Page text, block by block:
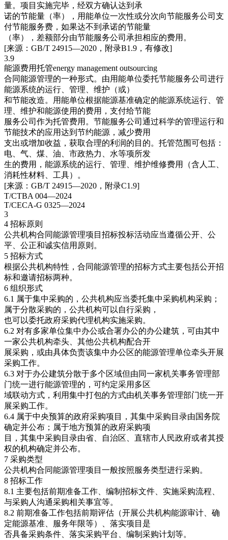
量。项目实施完毕，经双方确认达到承
诺的节能量（率），用能单位一次性或分次向节能服务公司支
付节能服务费，如果达不到承诺的节能量
（率），差额部分由节能服务公司承担相应的费用。
[来源：GB/T 24915—2020，附录B1.9，有修改]
3.9
能源费用托管energy management outsourcing
合同能源管理的一种形式。由用能单位委托节能服务公司进行
能源系统的运行、管理、维护（或）
和节能改造。用能单位根据能源基准确定的能源系统运行、管
理、维护和能源使用的费用，支付给节能
服务公司作为托管费用。节能服务公司通过科学的管理运行和
节能技术的应用达到节约能源，减少费用
支出或增加收益，获取合理的利润的目的。托管范围可包括：
电、气、煤、油、市政热力、水等项所发
生的费用，能源系统的运行、管理、维护维修费用（含人工、
消耗性材料、工具）。
[来源：GB/T 24915—2020，附录C1.9]
T/CTBA 004—2024
T/CECA-G 0325—2024
3
4 招标原则
公共机构合同能源管理项目招标投标活动应当遵循公开、公
平、公正和诚实信用原则。
5 招标方式
根据公共机构特性，合同能源管理的招标方式主要包括公开招
标和邀请招标两种。
6 组织形式
6.1 属于集中采购的，公共机构应当委托集中采购机构采购；
属于分散采购的，公共机构可以自行采购，
也可以委托政府采购代理机构实施采购。
6.2 对有多家单位集中办公或合署办公的办公建筑，可由其中
一家公共机构牵头、其他公共机构配合开
展采购，或由具体负责该集中办公区的能源管理单位牵头开展
采购工作。
6.3 对于办公建筑分散于多个区域但由同一家机关事务管理部
门统一进行能源管理的，可约定采用多区
域联动方式，利用集中打包的方式由机关事务管理部门统一开
展采购工作。
6.4 属于中央预算的政府采购项目，其集中采购目录由国务院
确定并公布；属于地方预算的政府采购项
目，其集中采购目录由省、自治区、直辖市人民政府或者其授
权的机构确定并公布。
7 采购类型
公共机构合同能源管理项目一般按照服务类型进行采购。
8 招标工作
8.1 主要包括前期准备工作、编制招标文件、实施采购流程、
与采购人沟通采购相关事宜等。
8.2 前期准备工作包括前期评估（开展公共机构能源审计、确
定能源基准、服务年限等）、落实项目是
否具备采购条件、落实采购平台、编制采购计划等。